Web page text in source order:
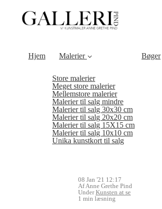
Hjem Malerier
Store malerier
Meget store malerier
Mellemstore malerier
Malerier til salg mindre
Malerier til salg 30x30 cm
Malerier til salg 20x20 cm
Malerier til salg 15X15 cm
Malerier til salg 10x10 cm
Unika kunstkort til salg
Bøger
08 Jan '21 12:17
Af Anne Grethe Pind
UnderKunsten at se
1 min læsning